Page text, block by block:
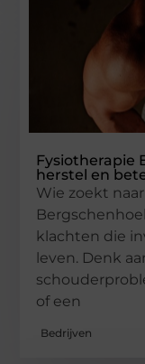
Fysiotherapie
herstel en
Wie zoekt
klachten die
leven. Denk
of een
Bedrijven